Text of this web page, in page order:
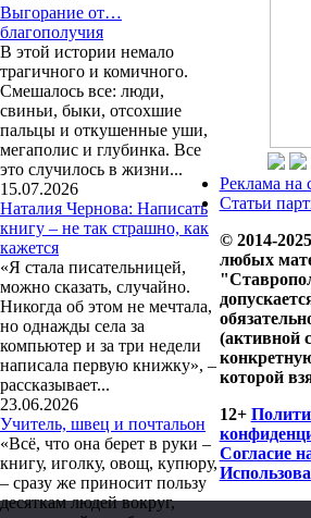
Выгорание от…
благополучия
В этой истории немало
трагичного и комичного.
Смешалось все: люди,
свиньи, быки, отсохшие
пальцы и откушенные уши,
мегаполис и глубинка. Все
это случилось в жизни...
15.07.2026
Наталия Чернова: Написать
книгу – не так страшно, как
кажется
«Я стала писательницей,
можно сказать, случайно.
Никогда об этом не мечтала,
но однажды села за
компьютер и за три недели
написала первую книжку», –
рассказывает...
23.06.2026
Учитель, швец и почтальон
«Всё, что она берет в руки –
книгу, иголку, овощ, купюру,
– сразу же приносит пользу
десяткам людей вокруг,
Реклама на
Статьи
© 2014-
любых
(активной
которой
12+
Согласие